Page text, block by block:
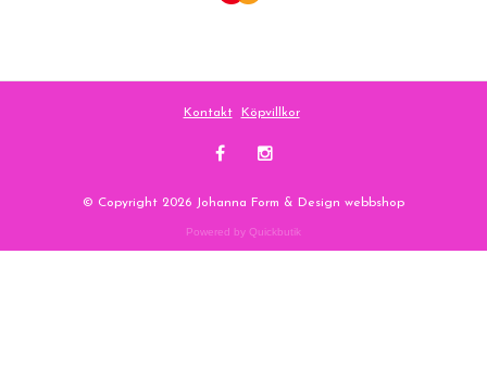
Kontakt Köpvillkor
© Copyright 2026 Johanna Form & Design webbshop
Powered by Quickbutik